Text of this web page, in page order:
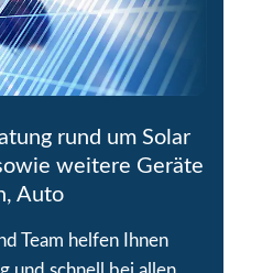
rund um Solar
weitere Geräte
Auto
Team helfen Ihnen